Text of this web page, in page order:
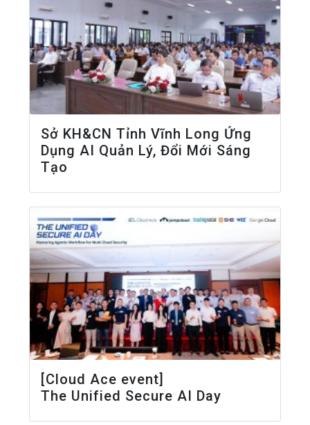
Sở KH&CN Tỉnh Vĩnh Long Ứng
Dụng AI Quản Lý, Đổi Mới Sáng
Tạo
[Cloud Ace event]
The Unified Secure AI Day